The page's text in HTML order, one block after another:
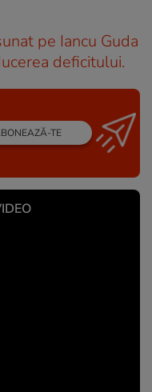
pe Iancu Guda
deficitului.
TE